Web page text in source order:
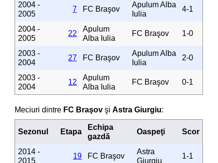
2004 -
2005
7 FC Braşov
Apulum Alba
Iulia
4-1
2004 -
2005
22
Apulum
Alba Iulia
FC Braşov 1-0
2003 -
2004
27 FC Braşov
Apulum Alba
Iulia
2-0
2003 -
2004
12
Apulum
Alba Iulia
FC Braşov 0-1
Meciuri dintre FC Braşov şiAstra Giurgiu:
Sezonul Etapa
Echipa
gazdă
Oaspeţi Scor
2014 -
2015
19 FC Braşov
Astra
Giurgiu
1-1